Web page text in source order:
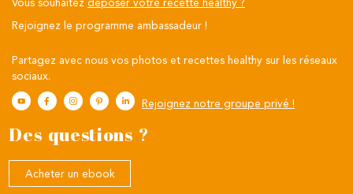
Rejoignez le programme ambassadeur !
Partagez avec nous vos photos et recettes healthy sur les réseaux
sociaux.
Rejoignez notre groupe privé !
Des questions ?
Acheter un ebook